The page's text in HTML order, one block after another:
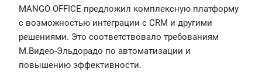
MANGO OFFICE предложил комплексную платформу
с возможностью интеграции с CRM и другими
решениями. Это соответствовало требованиям
М.Видео-Эльдорадо по автоматизации и
повышению эффективности.